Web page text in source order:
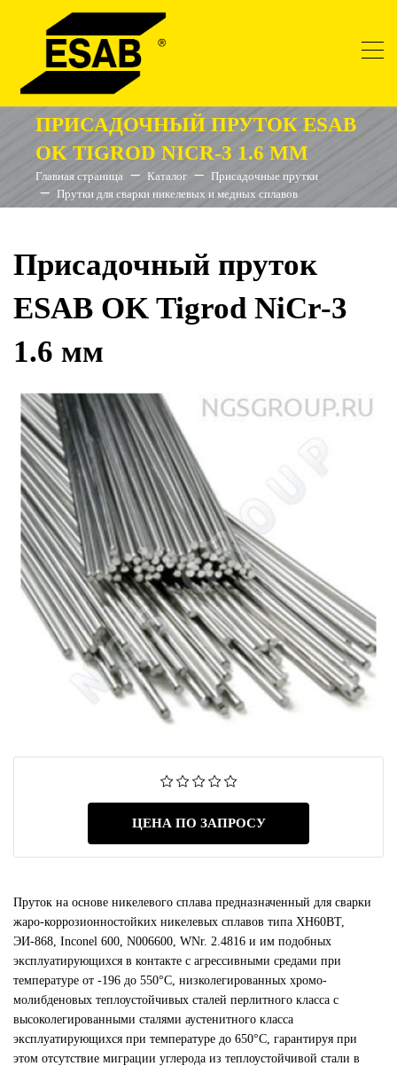
ПРИСАДОЧНЫЙ ПРУТОК ESAB
OK TIGROD NICR-3 1.6 ММ
Главная страница Каталог
Присадочные прутки
Прутки для сварки никелевых и медных сплавов
Присадочный пруток
ESAB OK Tigrod NiCr-3
1.6 мм
ЦЕНА ПО ЗАПРОСУ
Пруток на основе никелевого сплава предназначенный для сварки
жаро-коррозионностойких никелевых сплавов типа ХН60ВТ,
ЭИ-868, Inconel 600, N006600, WNr. 2.4816 и им подобных
эксплуатирующихся в контакте с агрессивными средами при
температуре от -196 до 550°С, низколегированных хромо-
молибденовых теплоустойчивых сталей перлитного класса с
высоколегированными сталями аустенитного класса
эксплуатирующихся при температуре до 650°С, гарантируя при
этом отсутствие миграции углерода из теплоустойчивой стали в